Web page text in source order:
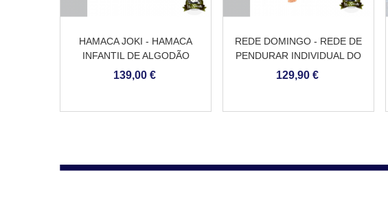
HAMACA JOKI - HAMACA
INFANTIL DE ALGODÃO
ORGÂNICO
139,00 €
REDE DOMINGO - REDE DE
PENDURAR INDIVIDUAL DO
TIPO CADEIRA
129,90 €